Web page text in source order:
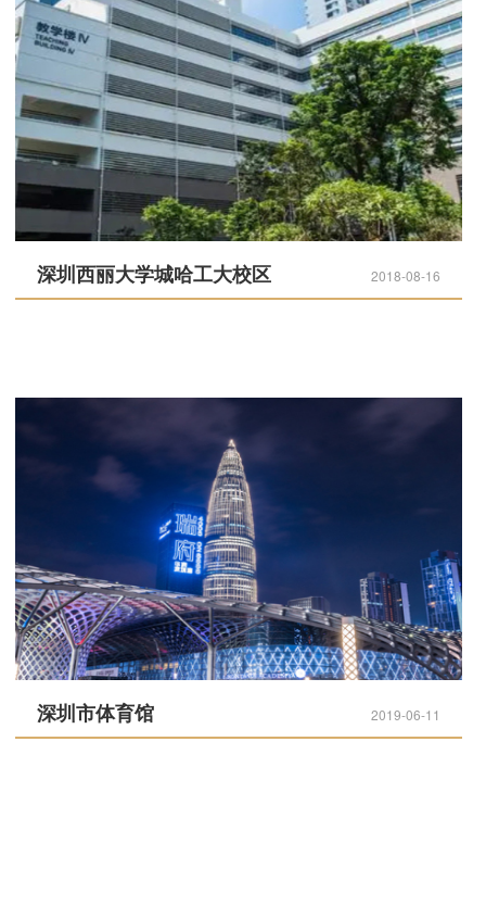
深圳西丽大学城哈工大校区 2018-08-16
深圳市体育馆 2019-06-11